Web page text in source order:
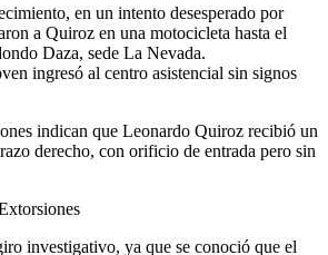
en un intento desesperado por
a Quiroz en una motocicleta hasta el
Daza, sede La Nevada.
ingresó al centro asistencial sin signos
indican que Leonardo Quiroz recibió un
derecho, con orificio de entrada pero sin
investigativo, ya que se conoció que el